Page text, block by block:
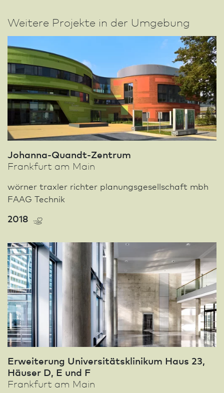
Weitere Projekte in der Umgebung
Johanna-Quandt-Zentrum
Frank­furt am Main
wörner traxler richter planungsgesellschaft mbh
FAAG Technik
2018
Erweiterung Univer­sitätsklinikum Haus 23,
Häuser D, E und F
Frank­furt am Main